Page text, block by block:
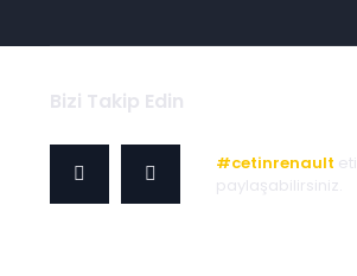
Bizi Takip Edin
#cetinrenault
paylaşabilirsiniz.